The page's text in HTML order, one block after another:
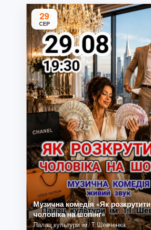
29
СЕР
Музична комедія «Як розкрутити
чоловіка на шопінг»
Палац культури ім. Т.Шевченка